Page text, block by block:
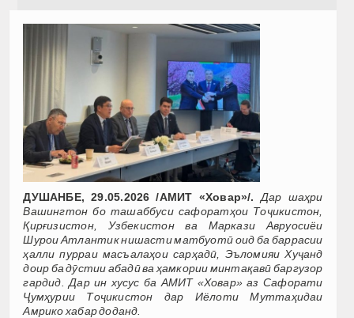
ДУШАНБЕ, 29.05.2026 /АМИТ «Ховар»/.
Дар шаҳри
Вашингтон бо ташаббуси сафоратҳои Тоҷикистон,
Қирғизистон, Узбекистон ва Маркази Авруосиёи
Шурои Атлантик нишасти матбуотӣ оид ба баррасии
ҳалли пурраи масъалаҳои сарҳадӣ, Эъломияи Хуҷанд
доир ба дӯстии абадӣ ва ҳамкории минтақавӣ баргузор
гардид. Дар ин хусус ба АМИТ «Ховар» аз Сафорати
Ҷумҳурии Тоҷикистон дар Иёлоти Муттаҳидаи
Амрико хабар доданд.